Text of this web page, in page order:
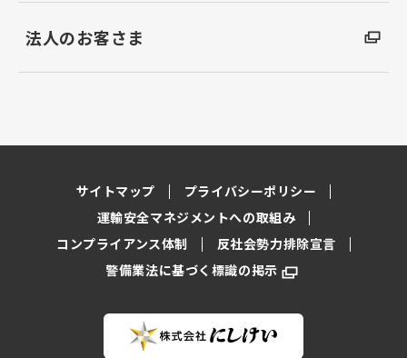
法人のお客さま
サイトマップ
プライバシーポリシー
運輸安全マネジメントへの取組み
コンプライアンス体制
反社会勢力排除宣言
警備業法に基づく標識の掲示